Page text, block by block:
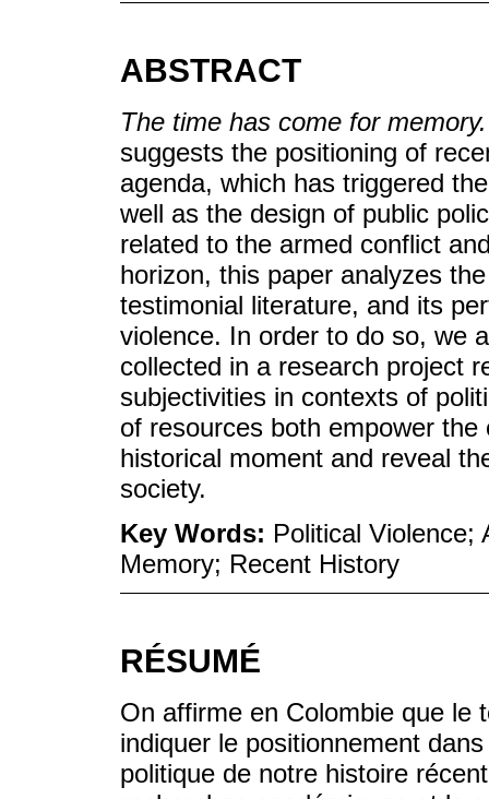
ABSTRACT
The time has come for memory.
suggests the positioning of
agenda, which has triggered
well as the design of public
related to the armed conflict
horizon, this paper analyzes
testimonial literature, and its
violence. In order to do so, we
collected in a research project
subjectivities in contexts of
of resources both empower
historical moment and reveal
society.
Key Words: Political Violence;
Memory; Recent History
RÉSUMÉ
On affirme en Colombie que le
indiquer le positionnement
politique de notre histoire